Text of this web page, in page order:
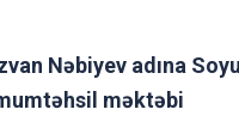
Nəbiyev adına
məktəbi